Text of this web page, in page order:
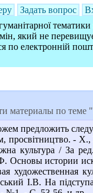
Задать вопрос
який не
по електронній
материалы по теме
предложить
- Х.,
культура
истории
І.В. На